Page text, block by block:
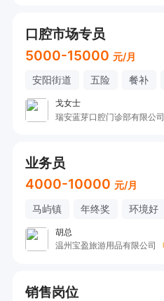
口腔市场专员
5000-15000 元/月
安阳街道 五险 餐补
戈女士
瑞安蓝芽口腔门诊部有限公司
业务员
4000-10000 元/月
马屿镇 年终奖 环境好
胡总
温州宝盈旅游用品有限公司
销售岗位